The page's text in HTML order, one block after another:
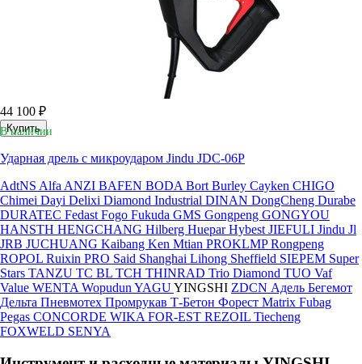
44 100 ₽
Купить
В наличии
Ударная дрель с микроударом Jindu JDC-06P
AdtNS Alfa ANZI BAFEN BODA Bort Burley Cayken CHIGO
Chimei Dayi Delixi Diamond Industrial DINAN DongCheng Durabe
DURATEC Fedast Fogo Fukuda GMS Gongpeng GONGYOU
HANSTH HENGCHANG Hilberg HueparHybest JIEFULI Jindu Jl
JRB JUCHUANG Kaibang Ken Mtian PROKLMPRongpeng
ROPOL Ruixin PRO Said Shanghai Lihong Sheffield SIEPEM Super
Stars TANZU TC BL TCH THINRAD Trio Diamond TUO Vaf
Value WENTA Wopudun YAGUYINGSHI ZDCN Адель Бегемот
Дельта Пневмотех Промрукав Т-Бетон Форест Matrix Fubag
Pegas CONCORDE WIKA FOR-EST REZOIL Tiecheng
FOXWELD SENYA